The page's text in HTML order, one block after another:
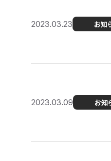
2023.03.23 お知
2023.03.09 お知